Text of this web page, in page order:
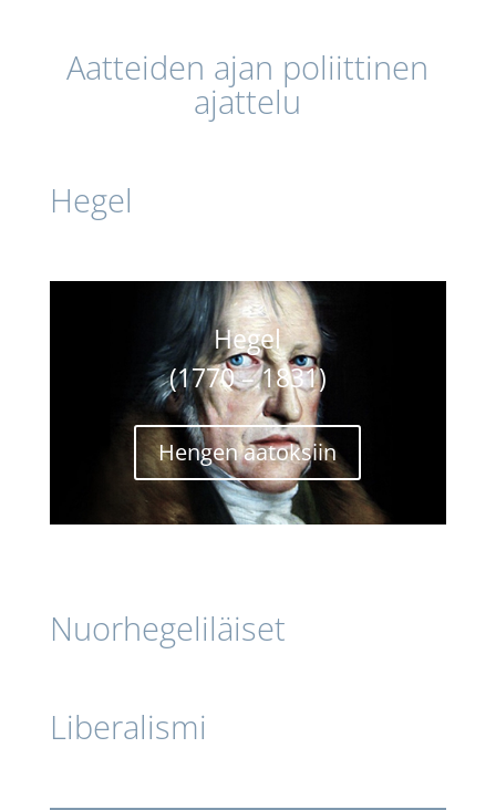
Aatteiden ajan poliittinen
ajattelu
Hegel
Hegel
(1770 – 1831)
Hengen aatoksiin
Nuorhegeliläiset
Liberalismi